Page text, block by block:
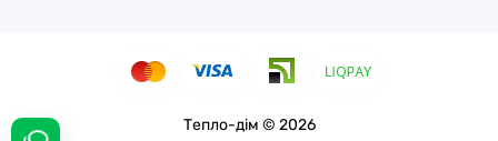
Тепло-дім © 2026